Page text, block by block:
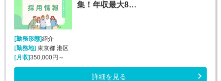
集！年収最大8…
[勤務形態]紹介
[勤務地] 東京都 港区
[月収]350,000円～
詳細を見る